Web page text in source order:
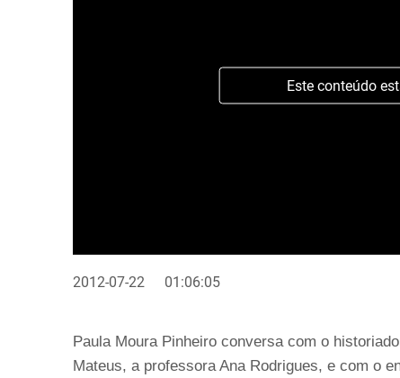
Este conteúdo
2012-07-22 01:06:05
Paula Moura Pinheiro conversa com o
Mateus, a professora Ana Rodrigues, e com o